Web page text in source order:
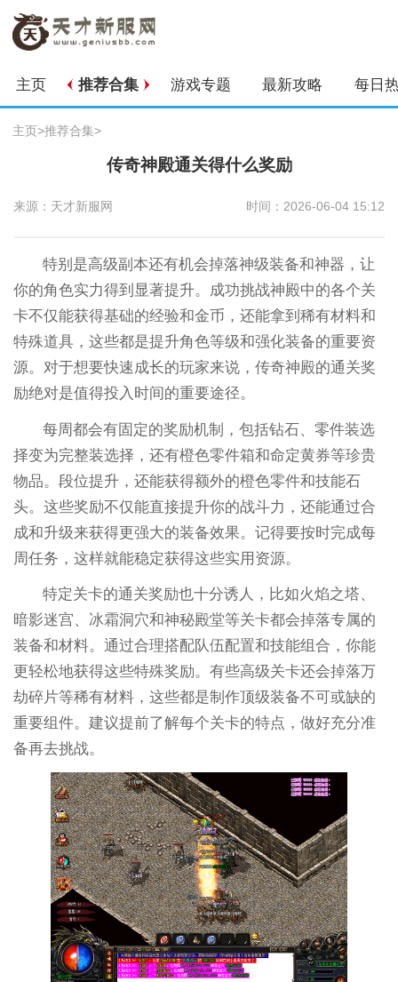
主页 推荐合集 游戏专题 最新攻略 每日
主页>推荐合集>
传奇神殿通关得什么奖励
来源：天才新服网 时间：2026-06-04 15:12
特别是高级副本还有机会掉落神级装备和神器，让
你的角色实力得到显著提升。成功挑战神殿中的各个关
卡不仅能获得基础的经验和金币，还能拿到稀有材料和
特殊道具，这些都是提升角色等级和强化装备的重要资
源。对于想要快速成长的玩家来说，传奇神殿的通关奖
励绝对是值得投入时间的重要途径。
每周都会有固定的奖励机制，包括钻石、零件装选
择变为完整装选择，还有橙色零件箱和命定黄券等珍贵
物品。段位提升，还能获得额外的橙色零件和技能石
头。这些奖励不仅能直接提升你的战斗力，还能通过合
成和升级来获得更强大的装备效果。记得要按时完成每
周任务，这样就能稳定获得这些实用资源。
特定关卡的通关奖励也十分诱人，比如火焰之塔、
暗影迷宫、冰霜洞穴和神秘殿堂等关卡都会掉落专属的
装备和材料。通过合理搭配队伍配置和技能组合，你能
更轻松地获得这些特殊奖励。有些高级关卡还会掉落万
劫碎片等稀有材料，这些都是制作顶级装备不可或缺的
重要组件。建议提前了解每个关卡的特点，做好充分准
备再去挑战。